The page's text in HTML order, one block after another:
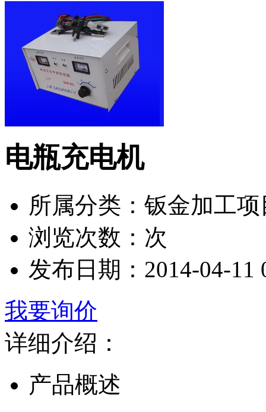
电瓶充电机
所属分类： 钣金加工项
浏览次数： 次
发布日期： 2014-04-11
我要询价
详细介绍：
产品概述